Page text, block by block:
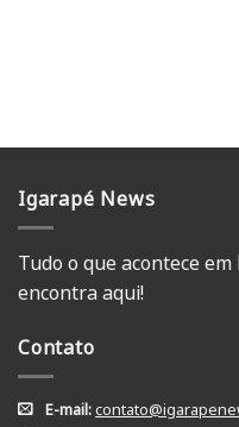
Igarapé News
Tudo o que acontece em
encontra aqui!
Contato
E-mail: